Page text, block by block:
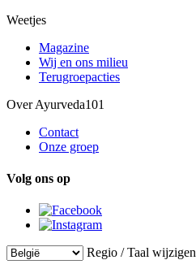
Weetjes
Magazine
Wij en ons milieu
Terugroepacties
Over Ayurveda101
Contact
Onze groep
Volg ons op
Regio / Taal wijzigen